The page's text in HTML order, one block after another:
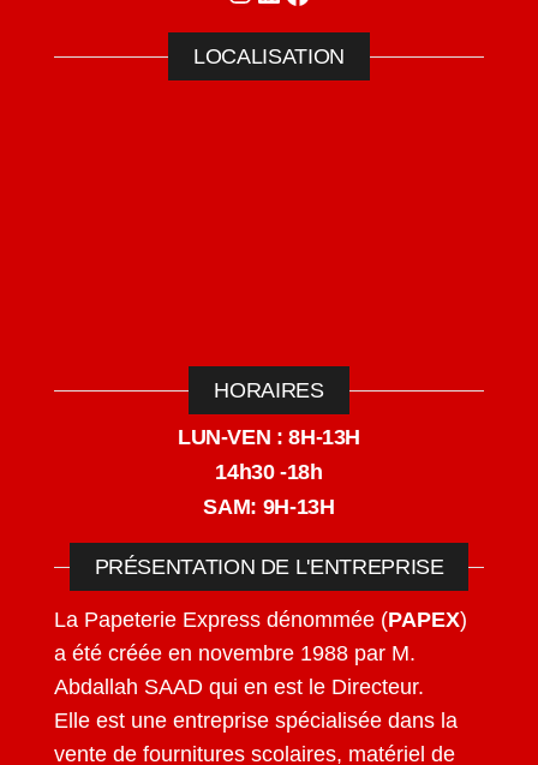
LOCALISATION
HORAIRES
LUN-VEN : 8H-13H
14h30 -18h
SAM: 9H-13H
PRÉSENTATION DE L'ENTREPRISE
La Papeterie Express dénommée (PAPEX)
a été créée en novembre 1988 par M.
Abdallah SAAD qui en est le Directeur.
Elle est une entreprise spécialisée dans la
vente de fournitures scolaires, matériel de